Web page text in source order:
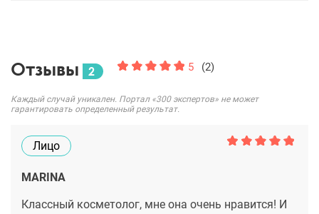
Отзывы 2 5 (2)
Каждый случай уникален. Портал «300 экспертов» не может
гарантировать определенный результат.
Лицо
MARINA
Классный косметолог, мне она очень нравится! И